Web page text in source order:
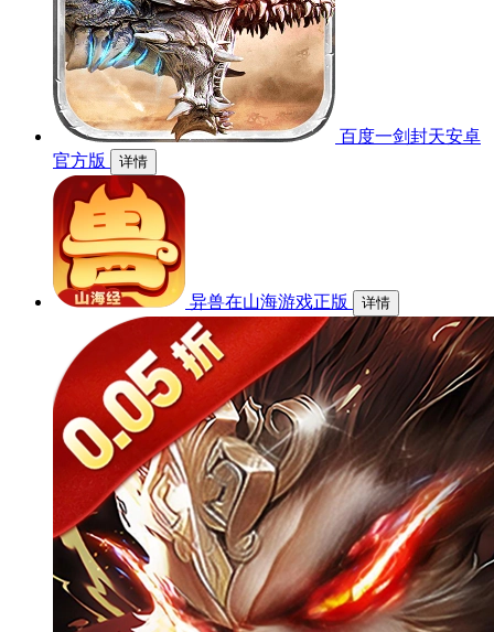
百度一剑封天安卓
官方版
详情
异兽在山海游戏正版 详情